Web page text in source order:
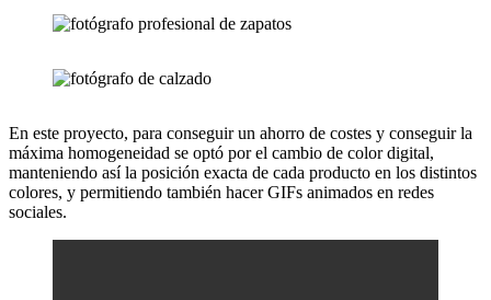
En este proyecto, para conseguir un ahorro de costes y conseguir la
máxima homogeneidad se optó por el cambio de color digital,
manteniendo así la posición exacta de cada producto en los distintos
colores, y permitiendo también hacer GIFs animados en redes
sociales.